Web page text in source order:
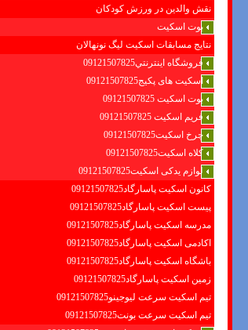
نقش والدین در ورزش کودکان
بوت اسکیت
نتایج مسابقات اسکیت لیگ نونهالان
فروشگاه اينترنتي09121507825
اسکیت های پکیج09121507825
بوت اسکیت 09121507825
فریم اسکیت 09121507825
چرخ اسکیت09121507825
کلاه اسکیت09121507825
لوازم یدکی اسکیت09121507825
کانون اسکیت پاسارگاد09121507825
پیست اسکیت پاسارگاد09121507825
مدرسه اسکیت پاسارگاد09121507825
اکادمی اسکیت پاسارگاد09121507825
باشگاه اسکیت پاسارگاد09121507825
زمین اسکیت پاسارگاد09121507825
تیم اسکیت سرعت لیوجینو09121507825
تیم اسکیت سرعت بونت09121507825